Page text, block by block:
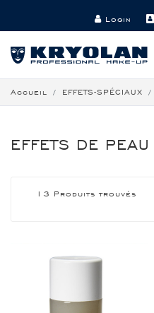
Login
Accueil EFFETS-SPÉCIAUX
EFFETS DE PEAU
13 Produits trouvés